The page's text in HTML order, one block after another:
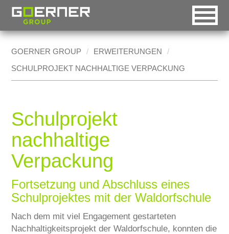
Startseite [0]
Automatische Auswahl
Handheld-Version
Accessible-Version
Druck-Version
Goerner Group
Goerner Formpack
DE EN RO
HISTORY
MÄRKTE
Technische Industrie
Lebensmittelindustrie
BOXES2GO
CSR
GOERNER GROUP
ERWEITERUNGEN
SCHULPROJEKT NACHHALTIGE VERPACKUNG
Schulprojekt
nachhaltige
Verpackung
Fortsetzung und Abschluss eines
Schulprojektes mit der Waldorfschule
Nach dem mit viel Engagement gestarteten
Nachhaltigkeitsprojekt der Waldorfschule, konnten die